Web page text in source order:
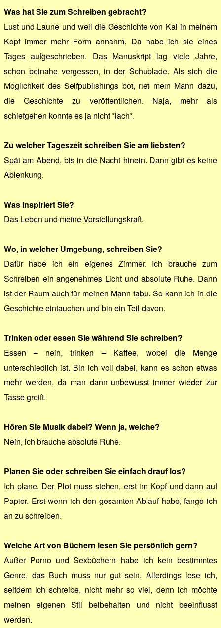
Was hat Sie zum Schreiben gebracht?
Lust und Laune und weil die Geschichte von Kai in meinem
Kopf immer mehr Form annahm. Da habe ich sie eines
Tages aufgeschrieben. Das Manuskript lag viele Jahre,
schon beinahe vergessen, in der Schublade. Als sich die
Möglichkeit des Selfpublishings bot, riet mein Mann dazu,
die Geschichte zu veröffentlichen. Naja, mehr als
schiefgehen konnte es ja nicht *lach*.
Zu welcher Tageszeit schreiben Sie am liebsten?
Spät am Abend, bis in die Nacht hinein. Dann gibt es keine
Ablenkung.
Was inspiriert Sie?
Das Leben und meine Vorstellungskraft.
Wo, in welcher Umgebung, schreiben Sie?
Dafür habe ich ein eigenes Zimmer. Ich brauche zum
Schreiben ein angenehmes Licht und absolute Ruhe. Dann
ist der Raum auch für meinen Mann tabu. So kann ich in die
Geschichte eintauchen und bin ein Teil davon.
Trinken oder essen Sie während Sie schreiben?
Essen – nein, trinken – Kaffee, wobei die Menge
unterschiedlich ist. Bin ich voll dabei, kann es schon etwas
mehr werden, da man dann unbewusst immer wieder zur
Tasse greift.
Hören Sie Musik dabei? Wenn ja, welche?
Nein, ich brauche absolute Ruhe.
Planen Sie oder schreiben Sie einfach drauf los?
Ich plane. Der Plot muss stehen, erst im Kopf und dann auf
Papier. Erst wenn ich den gesamten Ablauf habe, fange ich
an zu schreiben.
Welche Art von Büchern lesen Sie persönlich gern?
Außer Porno und Sexbüchern habe ich kein bestimmtes
Genre, das Buch muss nur gut sein. Allerdings lese ich,
seitdem ich schreibe, nicht mehr so viel, denn ich möchte
meinen eigenen Stil beibehalten und nicht beeinflusst
werden.